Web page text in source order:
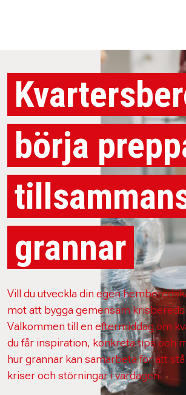
börja
grannar
Vill du utveckla din egen
mot att bygga gemensam
Välkommen till en eftermiddag om
du får inspiration, konkreta tips och
hur grannar kan samarbeta för att
kriser och störningar i vardagen.